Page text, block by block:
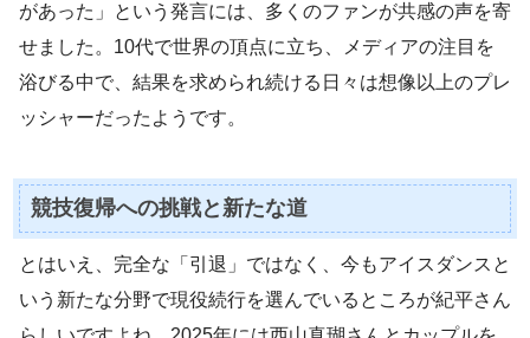
があった」という発言には、多くのファンが共感の声を寄
せました。10代で世界の頂点に立ち、メディアの注目を
浴びる中で、結果を求められ続ける日々は想像以上のプレ
ッシャーだったようです。
競技復帰への挑戦と新たな道
とはいえ、完全な「引退」ではなく、今もアイスダンスと
いう新たな分野で現役続行を選んでいるところが紀平さん